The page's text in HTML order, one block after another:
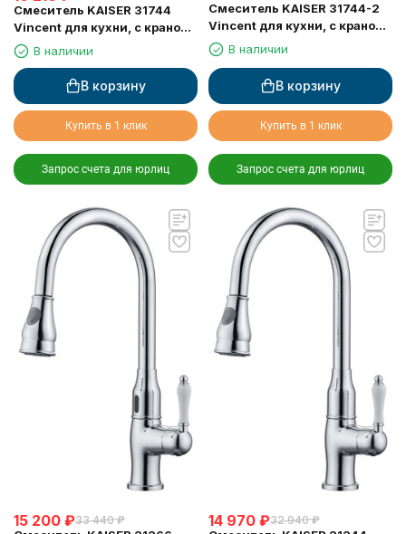
Смеситель KAISER 31744
Vincent для кухни, с краном
для питьевой воды, хром
В наличии
В корзину
Купить в 1 клик
Запрос счета для юрлиц
Смеситель KAISER 31744-2
Vincent для кухни, с краном
для питьевой воды, черный
мрамор
В наличии
В корзину
Купить в 1 клик
Запрос счета для юрлиц
15 200 ₽33 440 ₽ 14 970 ₽32 940 ₽